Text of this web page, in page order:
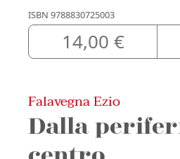
ISBN 9788830725003
14,00 €
Falavegna Ezio
Dalla